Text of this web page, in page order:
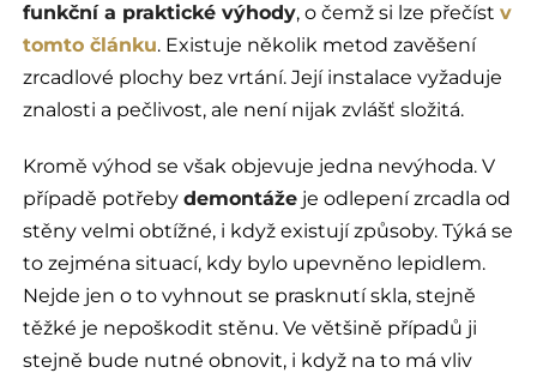
funkční a praktické výhody, o čemž si lze přečístv
tomto článku. Existuje několik metod zavěšení
zrcadlové plochy bez vrtání. Její instalace vyžaduje
znalosti a pečlivost, ale není nijak zvlášť složitá.
Kromě výhod se však objevuje jedna nevýhoda. V
případě potřebydemontáže je odlepení zrcadla od
stěny velmi obtížné, i když existují způsoby. Týká se
to zejména situací, kdy bylo upevněno lepidlem.
Nejde jen o to vyhnout se prasknutí skla, stejně
těžké je nepoškodit stěnu. Ve většině případů ji
stejně bude nutné obnovit, i když na to má vliv